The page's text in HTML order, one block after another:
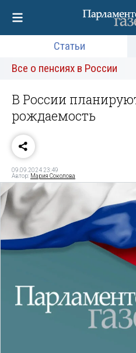
Статьи
Все о пенсиях в России
В России
рождаемость
09.09.2024 23:49
Автор: Мария Соколова